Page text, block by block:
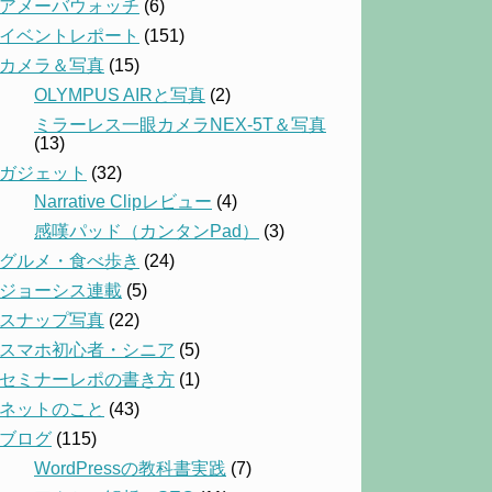
アメーバウォッチ (6)
イベントレポート (151)
カメラ＆写真 (15)
OLYMPUS AIRと写真 (2)
ミラーレス一眼カメラNEX-5T＆写真
(13)
ガジェット (32)
Narrative Clipレビュー (4)
感嘆パッド（カンタンPad）
(3)
グルメ・食べ歩き (24)
ジョーシス連載 (5)
スナップ写真 (22)
スマホ初心者・シニア (5)
セミナーレポの書き方 (1)
ネットのこと (43)
ブログ (115)
WordPressの教科書実践 (7)